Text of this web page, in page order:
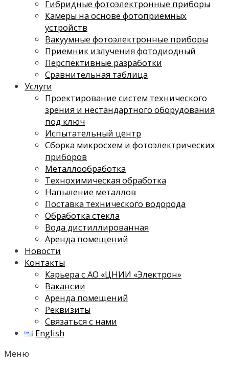
Гибридные фотоэлектронные приборы
Камеры на основе фотоприемных
устройств
Вакуумные фотоэлектронные приборы
Приемник излучения фотодиодный
Перспективные разработки
Сравнительная таблица
Услуги
Проектирование систем технического
зрения и нестандартного оборудования
под ключ
Испытательный центр
Сборка микросхем и фотоэлектрических
приборов
Металлообработка
Технохимическая обработка
Напыление металлов
Поставка технического водорода
Обработка стекла
Вода дистиллированная
Аренда помещений
Новости
Контакты
Карьера с АО «ЦНИИ «Электрон»
Вакансии
Аренда помещений
Реквизиты
Связаться с нами
English
Меню